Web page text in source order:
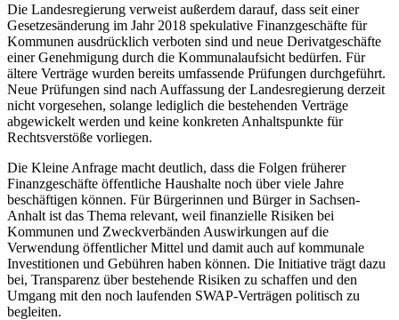
Die Landesregierung verweist außerdem darauf, dass seit einer
Gesetzesänderung im Jahr 2018 spekulative Finanzgeschäfte für
Kommunen ausdrücklich verboten sind und neue Derivatgeschäfte
einer Genehmigung durch die Kommunalaufsicht bedürfen. Für
ältere Verträge wurden bereits umfassende Prüfungen durchgeführt.
Neue Prüfungen sind nach Auffassung der Landesregierung derzeit
nicht vorgesehen, solange lediglich die bestehenden Verträge
abgewickelt werden und keine konkreten Anhaltspunkte für
Rechtsverstöße vorliegen.
Die Kleine Anfrage macht deutlich, dass die Folgen früherer
Finanzgeschäfte öffentliche Haushalte noch über viele Jahre
beschäftigen können. Für Bürgerinnen und Bürger in Sachsen-
Anhalt ist das Thema relevant, weil finanzielle Risiken bei
Kommunen und Zweckverbänden Auswirkungen auf die
Verwendung öffentlicher Mittel und damit auch auf kommunale
Investitionen und Gebühren haben können. Die Initiative trägt dazu
bei, Transparenz über bestehende Risiken zu schaffen und den
Umgang mit den noch laufenden SWAP-Verträgen politisch zu
begleiten.